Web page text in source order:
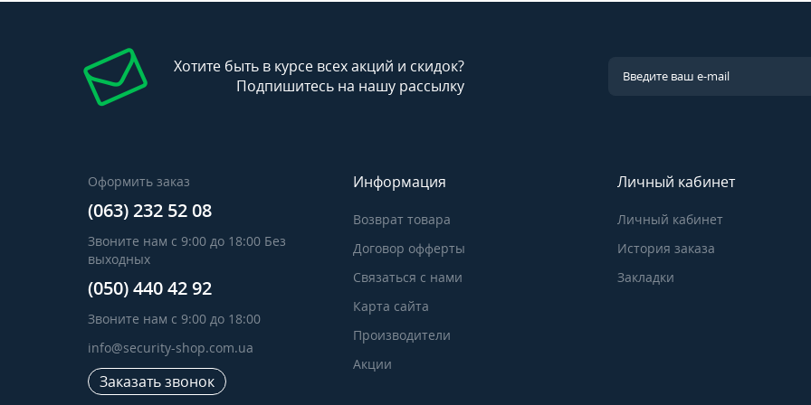
Хотите быть в курсе всех акций и скидок?
Подпишитесь на нашу рассылку
Оформить заказ
(063) 232 52 08
Звоните нам с 9:00 до 18:00 Без
выходных
(050) 440 42 92
Звоните нам с 9:00 до 18:00
info@security-shop.com.ua
Заказать звонок
Информация
Возврат товара
Договор офферты
Связаться с нами
Карта сайта
Производители
Акции
Личный кабинет
Личный кабинет
История заказа
Закладки